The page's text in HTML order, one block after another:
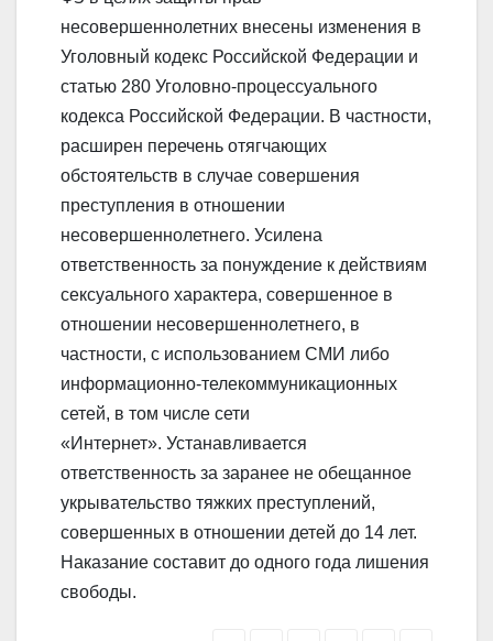
несовершеннолетних внесены изменения в
Уголовный кодекс Российской Федерации и
статью 280 Уголовно-процессуального
кодекса Российской Федерации. В частности,
расширен перечень отягчающих
обстоятельств в случае совершения
преступления в отношении
несовершеннолетнего. Усилена
ответственность за понуждение к действиям
сексуального характера, совершенное в
отношении несовершеннолетнего, в
частности, с использованием СМИ либо
информационно-телекоммуникационных
сетей, в том числе сети
«Интернет». Устанавливается
ответственность за заранее не обещанное
укрывательство тяжких преступлений,
совершенных в отношении детей до 14 лет.
Наказание составит до одного года лишения
свободы.